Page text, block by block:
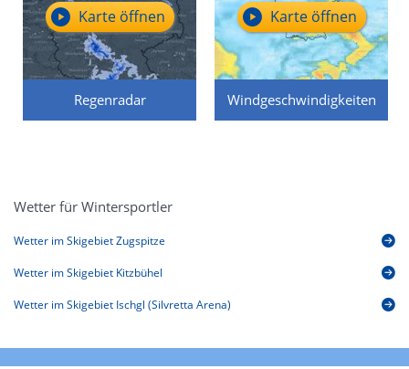
Regenradar
Karte öffnen
Windgeschwindigkeiten
Karte öffnen
Wetter für Wintersportler
Wetter im Skigebiet Zugspitze
Wetter im Skigebiet Kitzbühel
Wetter im Skigebiet Ischgl (Silvretta Arena)